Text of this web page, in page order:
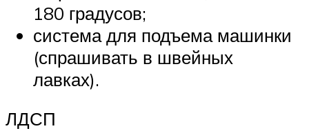
180 градусов;
система для подъема машинки
(спрашивать в швейных
лавках).
ЛДСП